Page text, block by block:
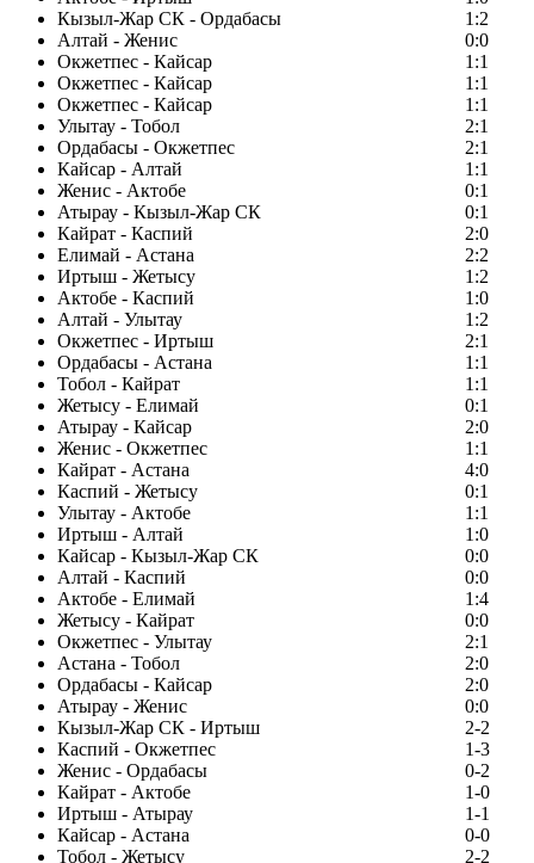
Кызыл-Жар СК - Ордабасы
1:2
Алтай - Женис
0:0
Окжетпес - Кайсар
1:1
Окжетпес - Кайсар
1:1
Окжетпес - Кайсар
1:1
Улытау - Тобол
2:1
Ордабасы - Окжетпес
2:1
Кайсар - Алтай
1:1
Женис - Актобе
0:1
Атырау - Кызыл-Жар СК
0:1
Кайрат - Каспий
2:0
Елимай - Астана
2:2
Иртыш - Жетысу
1:2
Актобе - Каспий
1:0
Алтай - Улытау
1:2
Окжетпес - Иртыш
2:1
Ордабасы - Астана
1:1
Тобол - Кайрат
1:1
Жетысу - Елимай
0:1
Атырау - Кайсар
2:0
Женис - Окжетпес
1:1
Кайрат - Астана
4:0
Каспий - Жетысу
0:1
Улытау - Актобе
1:1
Иртыш - Алтай
1:0
Кайсар - Кызыл-Жар СК
0:0
Алтай - Каспий
0:0
Актобе - Елимай
1:4
Жетысу - Кайрат
0:0
Окжетпес - Улытау
2:1
Астана - Тобол
2:0
Ордабасы - Кайсар
2:0
Атырау - Женис
0:0
Кызыл-Жар СК - Иртыш
2-2
Каспий - Окжетпес
1-3
Женис - Ордабасы
0-2
Кайрат - Актобе
1-0
Иртыш - Атырау
1-1
Кайсар - Астана
0-0
Тобол - Жетысу
2-2